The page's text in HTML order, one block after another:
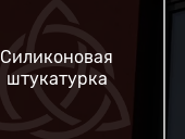
Силиконовая
штукатурка